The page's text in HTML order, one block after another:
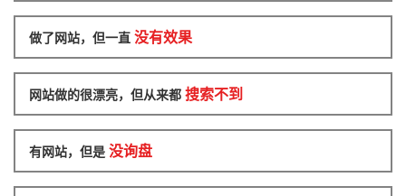
做了网站，但一直 没有效果
网站做的很漂亮，但从来都 搜索不到
有网站，但是 没询盘